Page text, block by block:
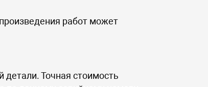
работ может
детали. Точная стоимость